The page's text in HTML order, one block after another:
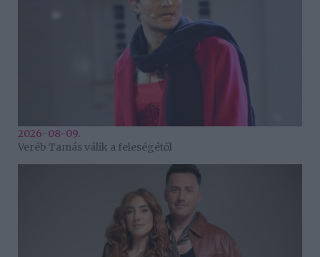
2026-08-09.
Veréb Tamás válik a feleségétől